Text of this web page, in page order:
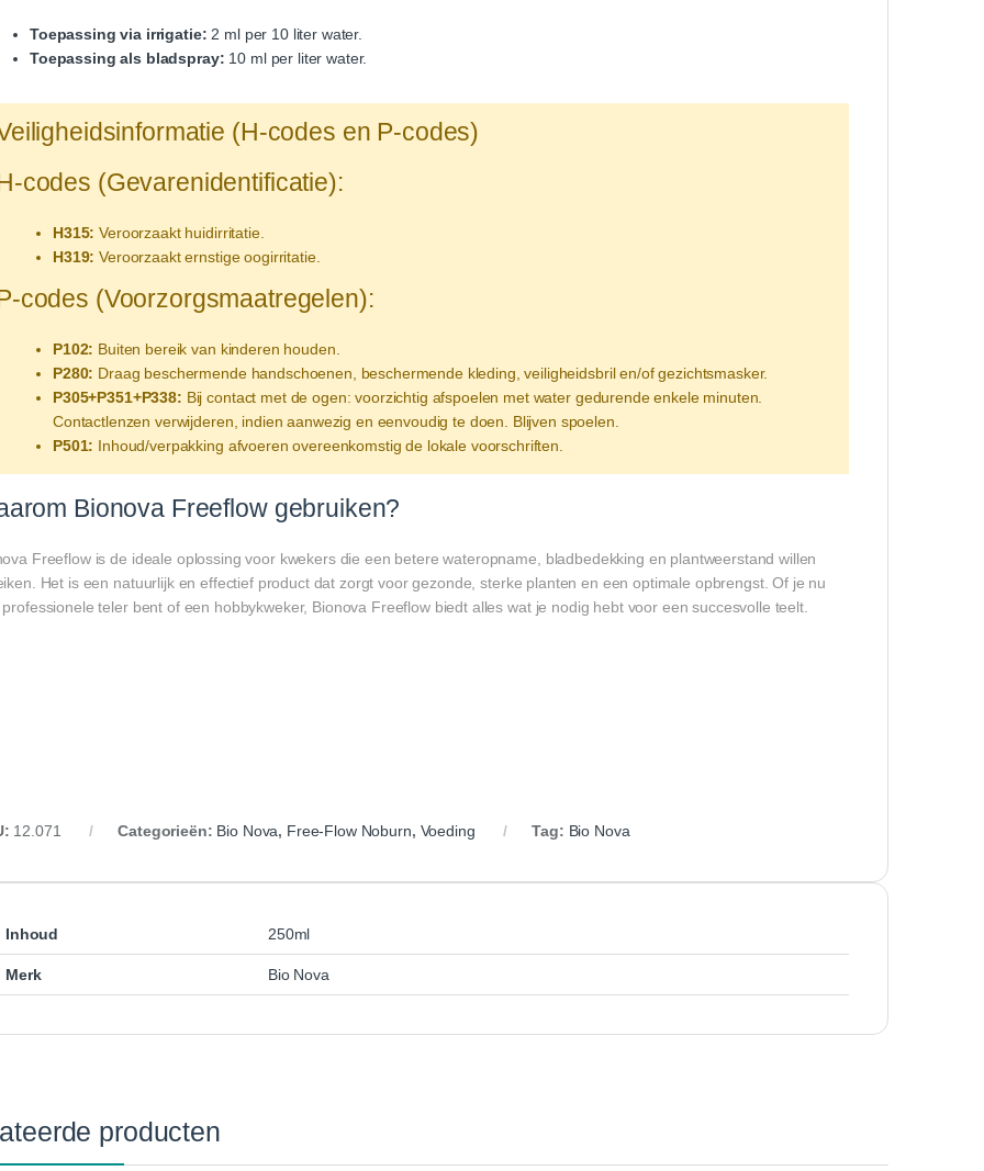
Toepassing via irrigatie: 2 ml per 10 liter water.
Toepassing als bladspray: 10 ml per liter water.
(H-codes en P-codes)
codes (Gevarenidentificatie):
H315: Veroorzaakt huidirritatie.
H319: Veroorzaakt ernstige oogirritatie.
codes (Voorzorgsmaatregelen):
P102: Buiten bereik van kinderen houden.
P280: Draag beschermende handschoenen, beschermende kleding, veiligheidsbril en/of gezichtsmasker.
P305+P351+P338: Bij contact met de ogen: voorzichtig afspoelen met water gedurende enkele minuten.
Contactlenzen verwijderen, indien aanwezig en eenvoudig te doen. Blijven spoelen.
P501: Inhoud/verpakking afvoeren overeenkomstig de lokale voorschriften.
Bionova Freeflow gebruiken?
Freeflow is de ideale oplossing voor kwekers die een betere wateropname, bladbedekking en plantweerstand willen
Het is een natuurlijk en effectief product dat zorgt voor gezonde, sterke planten en een optimale opbrengst. Of je nu
teler bent of een hobbykweker, Bionova Freeflow biedt alles wat je nodig hebt voor een succesvolle teelt.
12.071 Categorieën: Bio Nova, Free-Flow Noburn, Voeding Tag: Bio Nova
Inhoud 250ml
Merk Bio Nova
producten